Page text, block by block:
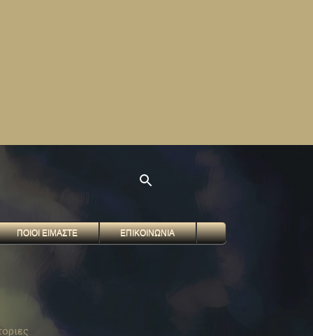
ΠΟΙΟΙ ΕΙΜΑΣΤΕ ΕΠΙΚΟΙΝΩΝΙΑ